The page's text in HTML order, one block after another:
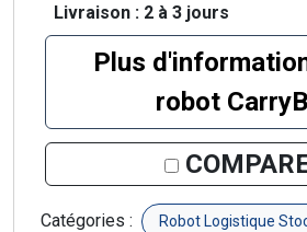
Livraison : 2 à 3 jours
Plus
robot
Catégories : Robot Logistique